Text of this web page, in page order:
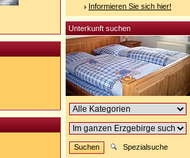
Informieren Sie sich hier!
Unterkunft suchen
Spezialsuche